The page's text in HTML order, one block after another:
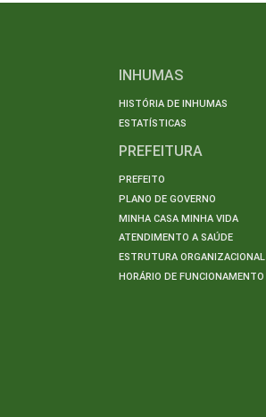
INHUMAS
HISTÓRIA DE INHUMAS
ESTATÍSTICAS
PREFEITURA
PREFEITO
PLANO DE GOVERNO
MINHA CASA MINHA VIDA
ATENDIMENTO A SAÚDE
ESTRUTURA ORGANIZACIONAL
HORÁRIO DE FUNCIONAMENTO